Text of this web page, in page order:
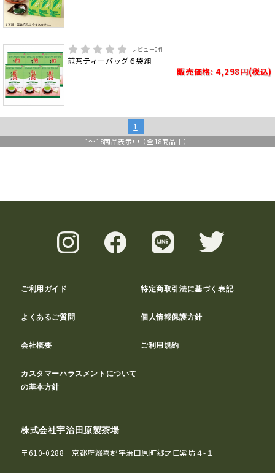
レビュー0件
煎茶ティーバッグ６袋組
販売価格: 4,298円(税込)
1
1～ 18商品表示中（全 18商品中）
ご利用ガイド 特定商取引法に基づく表記
よくあるご質問 個人情報保護方針
会社概要 ご利用規約
カスタマーハラスメントについて
の基本方針
株式会社宇治田原製茶場
〒610-0288 京都府綴喜郡宇治田原町郷之口紫坊４-１